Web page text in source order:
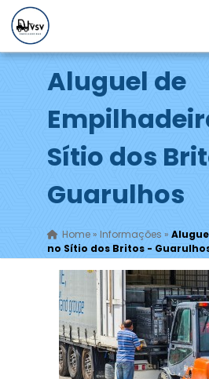
Aluguel de
Sítio dos
Guarulhos
Home» Informações »
no Sítio dos Britos -